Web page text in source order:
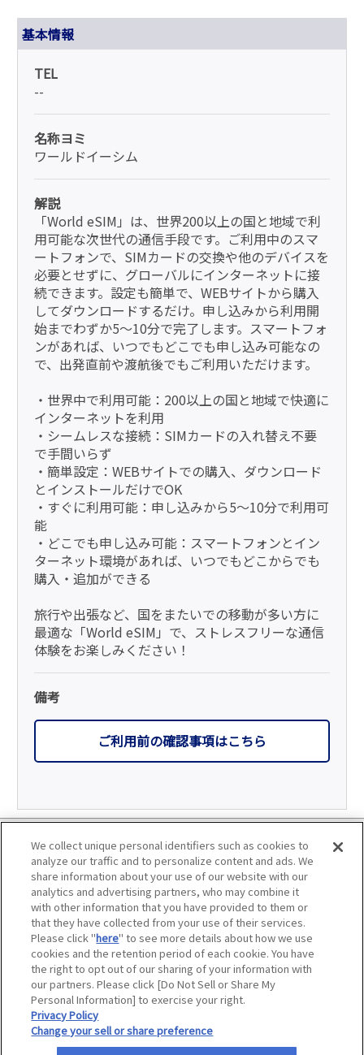
基本情報
TEL
--
名称ヨミ
ワールドイーシム
解説
「World eSIM」は、世界200以上の国と地域で利
用可能な次世代の通信手段です。ご利用中のスマ
ートフォンで、SIMカードの交換や他のデバイスを
必要とせずに、グローバルにインターネットに接
続できます。設定も簡単で、WEBサイトから購入
してダウンロードするだけ。申し込みから利用開
始までわずか5～10分で完了します。スマートフォ
ンがあれば、いつでもどこでも申し込み可能なの
で、出発直前や渡航後でもご利用いただけます。
・世界中で利用可能：200以上の国と地域で快適に
インターネットを利用
・シームレスな接続：SIMカードの入れ替え不要
で手間いらず
・簡単設定：WEBサイトでの購入、ダウンロード
とインストールだけでOK
・すぐに利用可能：申し込みから5～10分で利用可
能
・どこでも申し込み可能：スマートフォンとイン
ターネット環境があれば、いつでもどこからでも
購入・追加ができる
旅行や出張など、国をまたいでの移動が多い方に
最適な「World eSIM」で、ストレスフリーな通信
体験をお楽しみください！
備考
ご利用前の確認事項はこちら
個人情報の取り扱いについて
会員優待サービスの提携をご検討の方へ
JAFホームページ
©
We collect unique personal identifiers such as cookies to
analyze our traffic and to personalize content and ads. We
share information about your use of our website with our
analytics and advertising partners, who may combine it
with other information that you have provided to them or
that they have collected from your use of their services.
Please click "here" to see more details about how we use
cookies and the retention period of each cookie. You have
the right to opt out of our sharing of your information with
our partners. Please click [Do Not Sell or Share My
Personal Information] to exercise your right.
Privacy Policy
Change your sell or share preference